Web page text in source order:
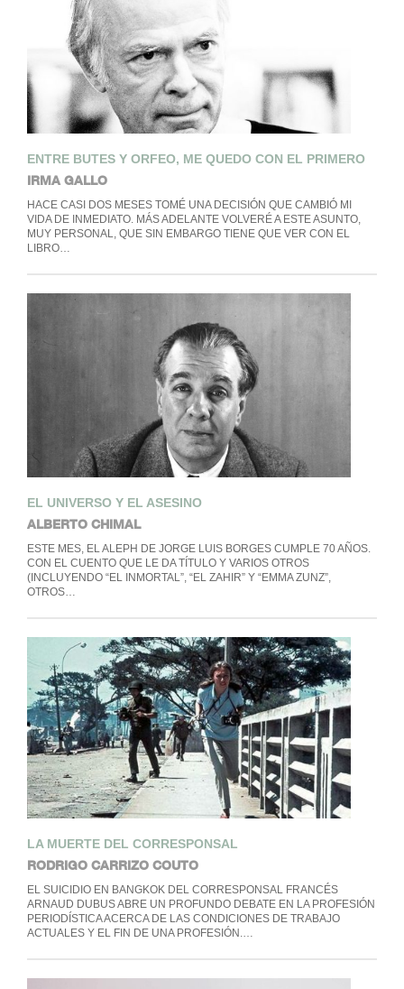
ENTRE BUTES Y ORFEO, ME QUEDO CON EL PRIMERO
IRMA GALLO
HACE CASI DOS MESES TOMÉ UNA DECISIÓN QUE CAMBIÓ MI
VIDA DE INMEDIATO. MÁS ADELANTE VOLVERÉ A ESTE ASUNTO,
MUY PERSONAL, QUE SIN EMBARGO TIENE QUE VER CON EL
LIBRO…
EL UNIVERSO Y EL ASESINO
ALBERTO CHIMAL
ESTE MES, EL ALEPH DE JORGE LUIS BORGES CUMPLE 70 AÑOS.
CON EL CUENTO QUE LE DA TÍTULO Y VARIOS OTROS
(INCLUYENDO “EL INMORTAL”, “EL ZAHIR” Y “EMMA ZUNZ”,
OTROS…
LA MUERTE DEL CORRESPONSAL
RODRIGO CARRIZO COUTO
EL SUICIDIO EN BANGKOK DEL CORRESPONSAL FRANCÉS
ARNAUD DUBUS ABRE UN PROFUNDO DEBATE EN LA PROFESIÓN
PERIODÍSTICA ACERCA DE LAS CONDICIONES DE TRABAJO
ACTUALES Y EL FIN DE UNA PROFESIÓN.…